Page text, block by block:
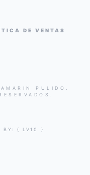
DE VENTAS
PULIDO.
BY: { LV10 }